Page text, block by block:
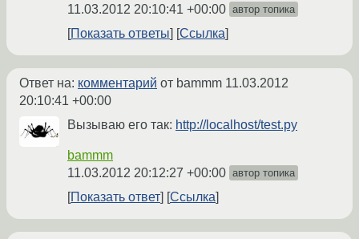
11.03.2012 20:10:41 +00:00 автор топика
Показать ответы Ссылка
Ответ на: комментарий от bammm 11.03.2012
20:10:41 +00:00
Вызываю его так: http://localhost/test.py
bammm
11.03.2012 20:12:27 +00:00 автор топика
Показать ответ Ссылка